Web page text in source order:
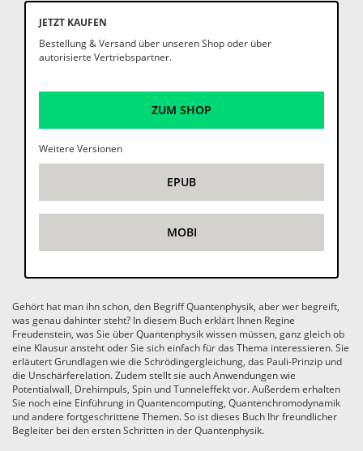
JETZT KAUFEN
Bestellung & Versand über unseren Shop oder über
autorisierte Vertriebspartner.
ZUM SHOP
Weitere Versionen
EPUB
MOBI
Gehört hat man ihn schon, den Begriff Quantenphysik, aber wer begreift,
was genau dahinter steht? In diesem Buch erklärt Ihnen Regine
Freudenstein, was Sie über Quantenphysik wissen müssen, ganz gleich ob
eine Klausur ansteht oder Sie sich einfach für das Thema interessieren. Sie
erläutert Grundlagen wie die Schrödingergleichung, das Pauli-Prinzip und
die Unschärferelation. Zudem stellt sie auch Anwendungen wie
Potentialwall, Drehimpuls, Spin und Tunneleffekt vor. Außerdem erhalten
Sie noch eine Einführung in Quantencomputing, Quantenchromodynamik
und andere fortgeschrittene Themen. So ist dieses Buch Ihr freundlicher
Begleiter bei den ersten Schritten in der Quantenphysik.